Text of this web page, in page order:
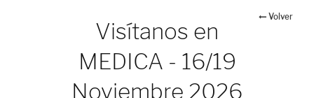
Volver
Visítanos en
MEDICA - 16/19
Noviembre 2026